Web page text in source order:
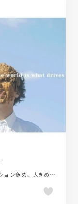
シンプル、ホワイト系、ポートフォリオ、モーション多め、大きめ写真